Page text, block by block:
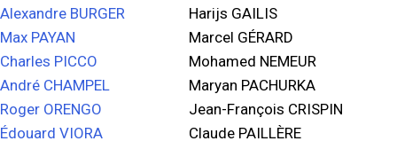
Alexandre BURGER
Max PAYAN
Charles PICCO
André CHAMPEL
Roger ORENGO
Édouard VIORA
Harijs GAILIS
Marcel GÉRARD
Mohamed NEMEUR
Maryan PACHURKA
Jean-François CRISPIN
Claude PAILLÈRE